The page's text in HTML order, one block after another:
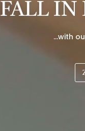
FALL IN
…with